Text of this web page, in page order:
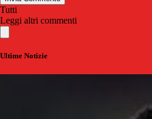
Tutti
Leggi altri commenti
Ultime Notizie